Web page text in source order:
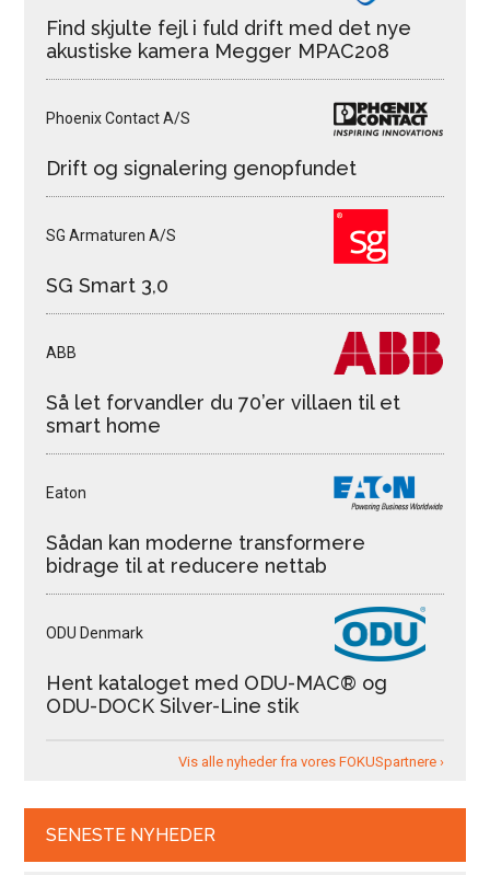
Find skjulte fejl i fuld drift med det nye
akustiske kamera Megger MPAC208
Phoenix Contact A/S
Drift og signalering genopfundet
SG Armaturen A/S
SG Smart 3,0
ABB
Så let forvandler du 70’er villaen til et
smart home
Eaton
Sådan kan moderne transformere
bidrage til at reducere nettab
ODU Denmark
Hent kataloget med ODU-MAC® og
ODU-DOCK Silver-Line stik
Vis alle nyheder fra vores FOKUSpartnere ›
SENESTE NYHEDER